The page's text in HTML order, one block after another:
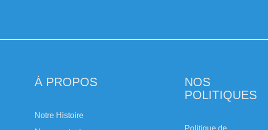
À PROPOS
Notre Histoire
NOS
POLITIQUES
Politique de